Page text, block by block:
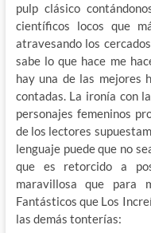
pulp clásico
científicos locos que
atravesando los
sabe lo que hace me
hay una de las mejores
contadas. La ironía con
personajes femeninos
de los lectores
lenguaje puede que no
que es retorcido a
maravillosa que para
Fantásticos que Los
las demás tonterías: